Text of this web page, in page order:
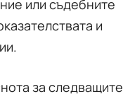
или съдебните
и
за следващите